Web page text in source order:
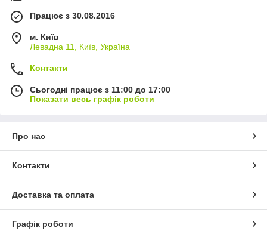
Працює з 30.08.2016
м. Київ
Левадна 11, Київ, Україна
Контакти
Сьогодні працює з 11:00 до 17:00
Показати весь графік роботи
Про нас
Контакти
Доставка та оплата
Графік роботи